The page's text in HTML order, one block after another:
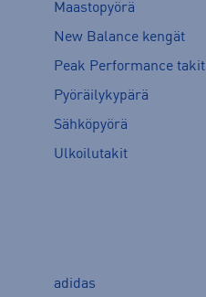
Maastopyörä
New Balance kengät
Peak Performance takit
Pyöräilykypärä
Sähköpyörä
Ulkoilutakit
adidas